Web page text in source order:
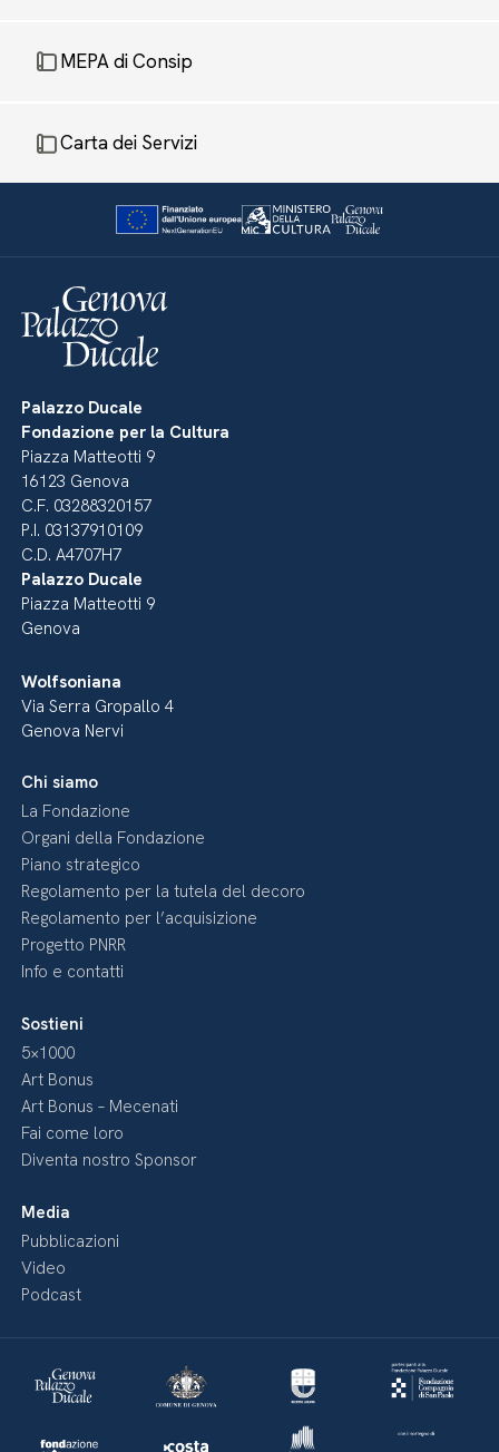
MEPA di Consip
Carta dei Servizi
Palazzo Ducale
Fondazione per la Cultura
Piazza Matteotti 9
16123 Genova
C.F. 03288320157
P.I. 03137910109
C.D. A4707H7
Palazzo Ducale
Piazza Matteotti 9
Genova
Wolfsoniana
Via Serra Gropallo 4
Genova Nervi
Chi siamo
La Fondazione
Organi della Fondazione
Piano strategico
Regolamento per la tutela del decoro
Regolamento per l’acquisizione
Progetto PNRR
Info e contatti
Sostieni
5×1000
Art Bonus
Art Bonus – Mecenati
Fai come loro
Diventa nostro Sponsor
Media
Pubblicazioni
Video
Podcast